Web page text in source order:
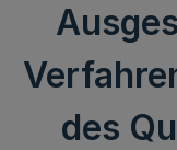
des